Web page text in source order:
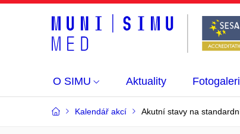
O SIMU Aktuality
Kalendář akcí Akutní stavy na